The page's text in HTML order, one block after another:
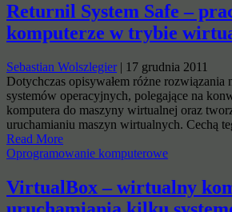
Returnil System Safe –
komputerze w trybie
Sebastian Wolszlegier| 17 grudnia 2011
Dotychczas opisywałem różne rozwiązania
systemów operacyjnych, polegające na
komputera do maszyny wirtualnej oraz
uruchamianiu maszyn wirtualnych. Cechą
Read More
Oprogramowanie komputerowe
VirtualBox – wirtualny